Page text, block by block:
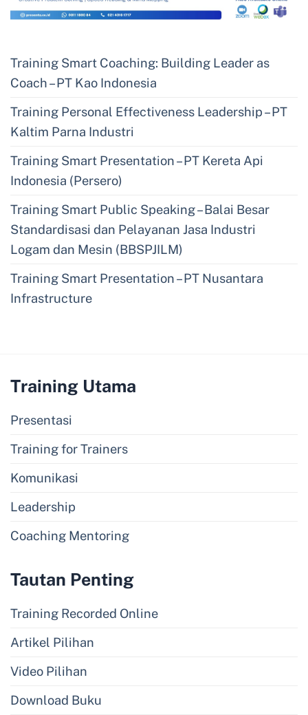
Training Smart Coaching: Building Leader as
Coach – PT Kao Indonesia
Training Personal Effectiveness Leadership – PT
Kaltim Parna Industri
Training Smart Presentation – PT Kereta Api
Indonesia (Persero)
Training Smart Public Speaking – Balai Besar
Standardisasi dan Pelayanan Jasa Industri
Logam dan Mesin (BBSPJILM)
Training Smart Presentation – PT Nusantara
Infrastructure
Training Utama
Presentasi
Training for Trainers
Komunikasi
Leadership
Coaching Mentoring
Tautan Penting
Training Recorded Online
Artikel Pilihan
Video Pilihan
Download Buku